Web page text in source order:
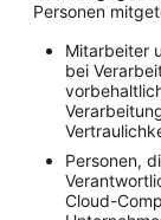
Personen
Mitarbeiter
bei
Personen,
Cloud-